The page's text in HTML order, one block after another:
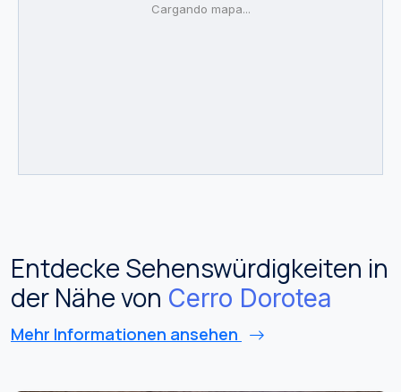
Cargando mapa...
Entdecke Sehenswürdigkeiten in
der Nähe von Cerro Dorotea
Mehr Informationen ansehen